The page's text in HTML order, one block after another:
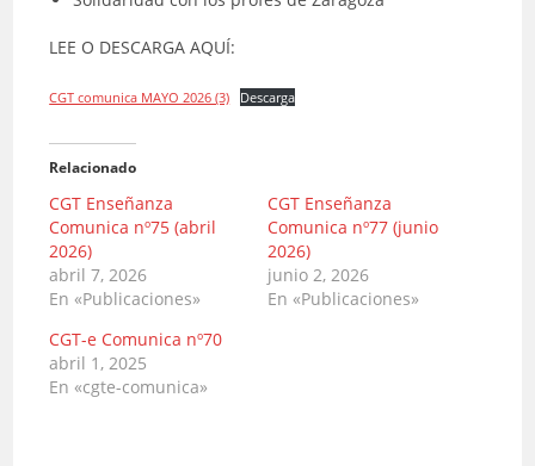
LEE O DESCARGA AQUÍ:
CGT comunica MAYO 2026 (3) Descarga
Relacionado
CGT Enseñanza
Comunica nº75 (abril
2026)
abril 7, 2026
En «Publicaciones»
CGT Enseñanza
Comunica nº77 (junio
2026)
junio 2, 2026
En «Publicaciones»
CGT-e Comunica nº70
abril 1, 2025
En «cgte-comunica»